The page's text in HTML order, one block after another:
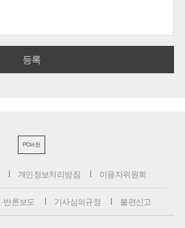
PC버전
개인정보처리방침 이용자위원회
반론보도 기사심의규정 불편신고